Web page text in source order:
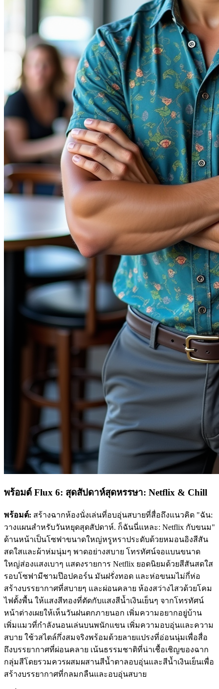
พร้อมต์ Flux 6: สุดสัปดาห์สุดหรรษา: Netflix & Chill
พร้อมต์: สร้างฉากห้องนั่งเล่นที่อบอุ่นสบายที่สื่อถึงแนวคิด "ฉัน:
วางแผนสำหรับวันหยุดสุดสัปดาห์. ก็ฉันนี่แหละ: Netflix กับขนม"
ด้านหน้าเป็นโซฟาขนาดใหญ่หรูหราประดับด้วยหมอนอิงสีสัน
สดใสและผ้าห่มนุ่มๆ พาดอย่างสบาย โทรทัศน์จอแบนขนาด
ใหญ่ส่องแสงเบาๆ แสดงรายการ Netflix ยอดนิยมด้วยสีสันสดใส
รอบโซฟามีชามป๊อปคอร์น มันฝรั่งทอด และห่อขนมไม่กี่ห่อ
สร้างบรรยากาศที่สบายๆ และผ่อนคลาย ห้องสว่างไสวด้วยโคม
ไฟตั้งพื้น ให้แสงสีทองที่ตัดกับแสงสีน้ำเงินเย็นๆ จากโทรทัศน์
หน้าต่างเผยให้เห็นวันฝนตกภายนอก เพิ่มความอยากอยู่บ้าน
เพิ่มแมวที่กำลังนอนเล่นบนพนักแขน เพิ่มความอบอุ่นและความ
สบาย ใช้วสไตล์กึ่งสมจริงพร้อมด้วยลายแปรงที่อ่อนนุ่มเพื่อสื่อ
ถึงบรรยากาศที่ผ่อนคลาย เน้นธรรมชาติที่น่าเชื้อเชิญของฉาก
กลุ่มสีโดยรวมควรผสมผสานสีน้ำตาลอบอุ่นและสีน้ำเงินเย็นเพื่อ
สร้างบรรยากาศที่กลมกลืนและอบอุ่นสบาย